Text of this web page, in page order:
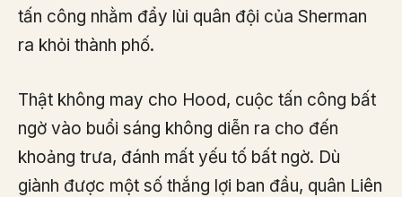
tấn công nhằm đẩy lùi quân đội của Sherman
ra khỏi thành phố.
Thật không may cho Hood, cuộc tấn công bất
ngờ vào buổi sáng không diễn ra cho đến
khoảng trưa, đánh mất yếu tố bất ngờ. Dù
giành được một số thắng lợi ban đầu, quân Liên